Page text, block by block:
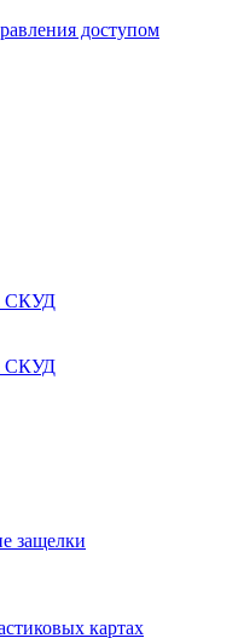
доступом
СКУД
СКУД
защелки
картах